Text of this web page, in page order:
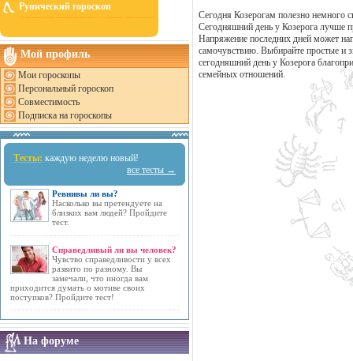
Рунический гороскоп
Мой профиль
Мои гороскопы
Персональный гороскоп
Совместимость
Подписка на гороскопы
Тесты: каждую неделю новый!
все тесты →
Ревнивы ли вы?
Насколько вы претендуете на
близких вам людей? Пройдите
тест.
Справедливый ли вы человек?
Чувство справедливости у всех
развито по разному. Вы
замечали, что иногда вам
приходится думать о мотиве своих
поступков? Пройдите тест!
На форуме
Сегодня Козерогам полезно немного
Сегодняшний день у Козерога лучше
Напряжение последних дней может
самочувствию. Выбирайте простые и
сегодняшний день у Козерога
семейных отношений.